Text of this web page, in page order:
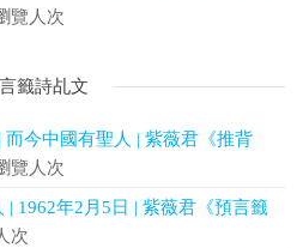
覽人次
籤詩乩文
今中國有聖人 | 紫薇君《推背
覽人次
| 1962年2月5日 | 紫薇君《預言籤
次